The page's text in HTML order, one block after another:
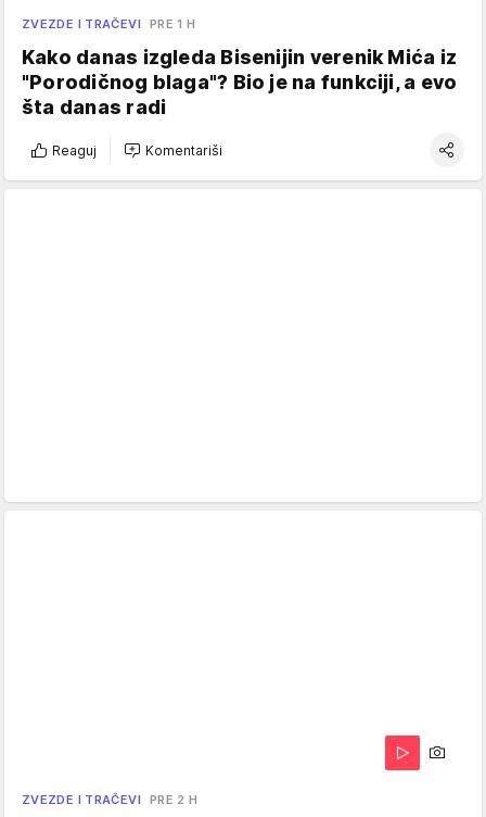
ZVEZDE I TRAČEVI PRE 1 H
Kako danas izgleda Bisenijin verenik Mića iz
"Porodičnog blaga"? Bio je na funkciji, a evo
šta danas radi
Reaguj Komentariši
ZVEZDE I TRAČEVI PRE 2 H